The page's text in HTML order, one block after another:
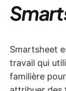
Smartsheet
travail qui
familière